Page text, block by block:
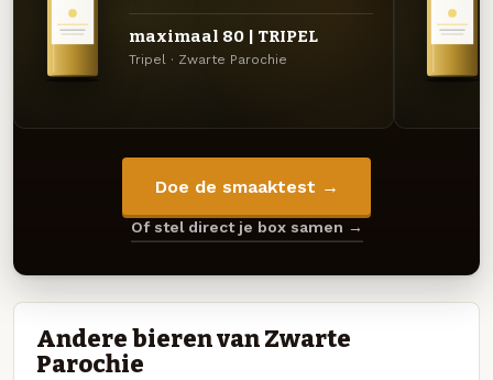
maximaal 80 | TRIPEL
Tripel · Zwarte Parochie
Doe de smaaktest →
Of stel direct je box samen →
Andere bieren van Zwarte
Parochie